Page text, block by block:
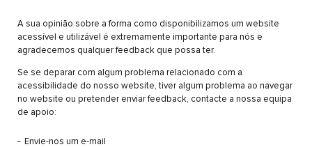
A sua opinião sobre a forma como disponibilizamos um website
acessível e utilizável é extremamente importante para nós e
agradecemos qualquer feedback que possa ter.
Se se deparar com algum problema relacionado com a
acessibilidade do nosso website, tiver algum problema ao navegar
no website ou pretender enviar feedback, contacte a nossa equipa
de apoio:
Envie-nos um e-mail